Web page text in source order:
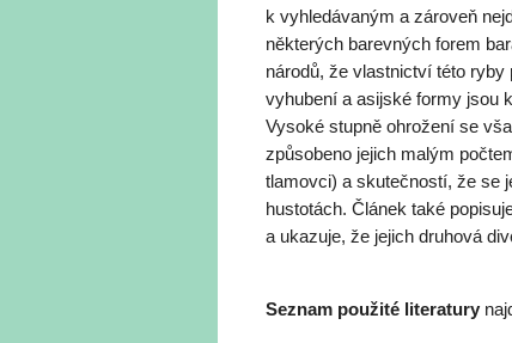
k vyhledávaným a zároveň
některých barevných forem
národů, že vlastnictví této
vyhubení a asijské formy jsou
Vysoké stupně ohrožení se
způsobeno jejich malým
tlamovci) a skutečností, že se
hustotách. Článek také
a ukazuje, že jejich druhová
Seznam použité literatury